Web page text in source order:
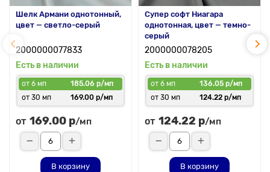
Шелк Армани однотонный,
цвет — светло-серый
2000000077833
Есть в наличии
от 6 мп
185.06 р/мп
от 30 мп
169.00 р/мп
от 169.00 р/мп
В корзину
Супер софт Ниагара
однотонная, цвет — темно-
серый
2000000078205
Есть в наличии
от 6 мп
136.05 р/мп
от 30 мп
124.22 р/мп
от 124.22 р/мп
В корзину